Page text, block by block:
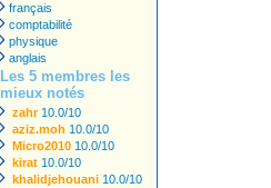
français
comptabilité
physique
anglais
Les 5 membres les
mieux notés
zahr 10.0/10
aziz.moh 10.0/10
Micro2010 10.0/10
kirat 10.0/10
khalidjehouani 10.0/10